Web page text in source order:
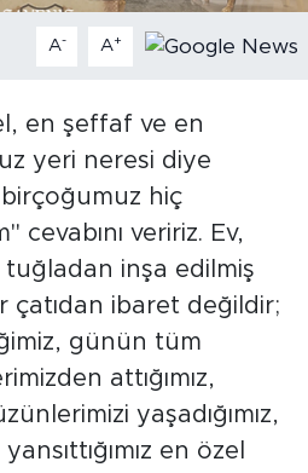
A- A+
en şeffaf ve en
yeri neresi diye
hiç
cevabını veririz. Ev,
inşa edilmiş
çatıdan ibaret değildir;
günün tüm
attığımız,
yaşadığımız,
en özel